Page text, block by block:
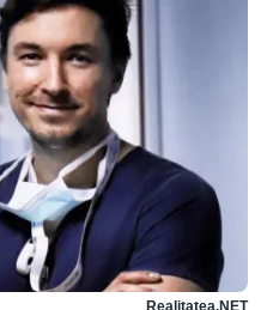
Realitatea.NET